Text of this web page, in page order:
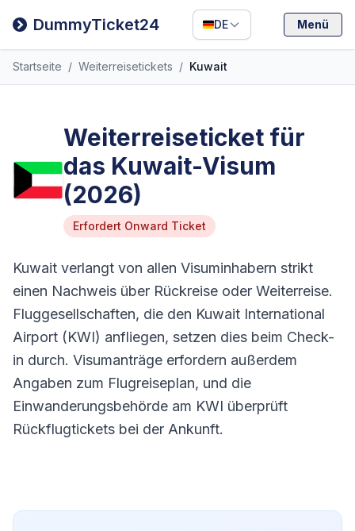
DummyTicket24 DE
Filipino
Deutsch
Español
Menü
Startseite / Weiterreisetickets / Kuwait
Weiterreiseticket für
das Kuwait-Visum
(2026)
Erfordert Onward Ticket
Kuwait verlangt von allen Visuminhabern strikt
einen Nachweis über Rückreise oder Weiterreise.
Fluggesellschaften, die den Kuwait International
Airport (KWI) anfliegen, setzen dies beim Check-
in durch. Visumanträge erfordern außerdem
Angaben zum Flugreiseplan, und die
Einwanderungsbehörde am KWI überprüft
Rückflugtickets bei der Ankunft.